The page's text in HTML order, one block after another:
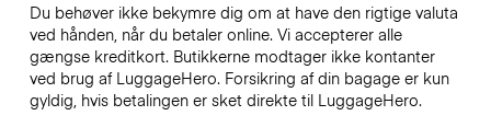
Du behøver ikke bekymre dig om at have den rigtige valuta
ved hånden, når du betaler online. Vi accepterer alle
gængse kreditkort. Butikkerne modtager ikke kontanter
ved brug af LuggageHero. Forsikring af din bagage er kun
gyldig, hvis betalingen er sket direkte til LuggageHero.